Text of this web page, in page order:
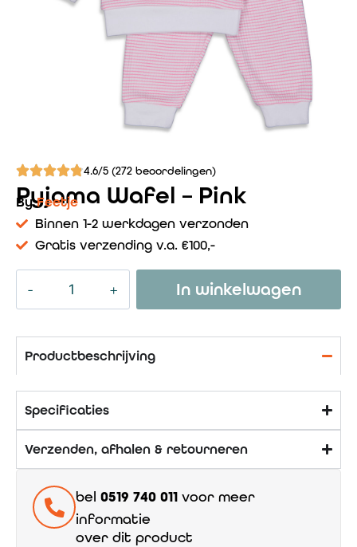
4.6/5 (272 beoordelingen)
Pyjama Wafel – Pink
ByFeetje
Binnen 1-2 werkdagen verzonden
Gratis verzending v.a. €100,-
In winkelwagen
Productbeschrijving
Specificaties
Verzenden, afhalen & retourneren
bel 0519 740 011 voor meer
informatie
over dit product